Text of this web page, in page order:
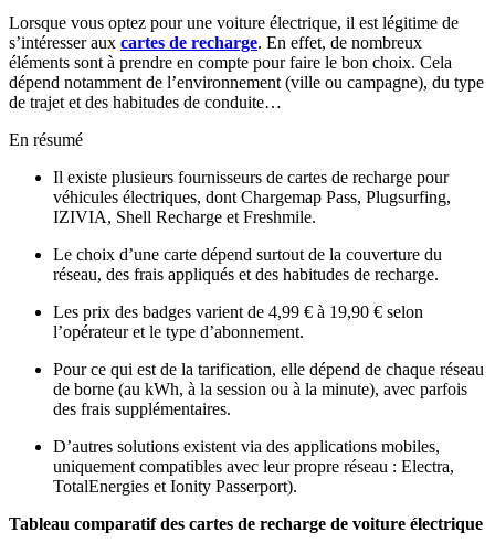
Lorsque vous optez pour une voiture électrique, il est légitime de
s’intéresser aux cartes de recharge. En effet, de nombreux
éléments sont à prendre en compte pour faire le bon choix. Cela
dépend notamment de l’environnement (ville ou campagne), du type
de trajet et des habitudes de conduite…
En résumé
Il existe plusieurs fournisseurs de cartes de recharge pour
véhicules électriques, dont Chargemap Pass, Plugsurfing,
IZIVIA, Shell Recharge et Freshmile.
Le choix d’une carte dépend surtout de la couverture du
réseau, des frais appliqués et des habitudes de recharge.
Les prix des badges varient de 4,99 € à 19,90 € selon
l’opérateur et le type d’abonnement.
Pour ce qui est de la tarification, elle dépend de chaque réseau
de borne (au kWh, à la session ou à la minute), avec parfois
des frais supplémentaires.
D’autres solutions existent via des applications mobiles,
uniquement compatibles avec leur propre réseau : Electra,
TotalEnergies et Ionity Passerport).
Tableau comparatif des cartes de recharge de voiture électrique